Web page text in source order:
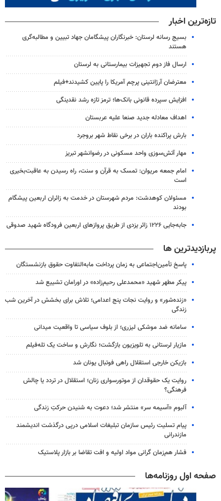
تازه‌ترین اخبار
بسیج رسانه لرستان: خبرنگاران پیشگامان جهاد تبیین و مطالبه‌گری
هستند
ارسال فاز دوم تجهیزات بیمارستانی به لرستان
معترضان آرژانتینی پرچم آمریکا را پایین کشیدند+فیلم
افزایش سپرده قانونی بانک‌ها؛ ترمز تازه رشد نقدینگی
اهداف معادله جدید صنعا علیه عربستان
بارش پراکنده باران در برخی نقاط شهر بروجرد
مهار آتش‌سوزی واحد مسکونی در رضوانشهر تبریز
امام جمعه مریوان: تمسک به قرآن و سنت، راه رسیدن به عاقبت‌بخیری
است
مسئولان کوهدشت: مردم شهرستان در خدمت به زائران اربعین پیشگام
بودند
جابه‌جایی ۱۲۲۶ زائر یزدی از طریق پروازهای اربعین فرودگاه شهید صدوقی
پربازدیدترین ها
پاسخ تأمین‌اجتماعی به زمان پرداخت مابه‌التفاوت حقوق بازنشستگان
پیکر مطهر شهید «محمدعلی رحیم‌زاده» در اورامان تشییع شد
«زنده‌شور» و روایت نجات پنج اعدامی؛ تلاش برای بخشش در آخرین شب
زندگی
سامانه ضد موشکی لیزری؛ از بلوف سیاسی تا واقعیت میدانی
مازیار لرستانی به تلویزیون بازگشت؛ نگارش و ساخت یک تله‌فیلم
بازیکن خارجی استقلال راهی فوتبال یونان شد
روایت یک حقوقدان از موتورسواری زنان؛ استقلال در تردد یا چالش
فرهنگی؟
آلبوم «آسیمه سر» منتشر شد؛ دعوت به شنیدن حرکتِ زندگی
پیام تسلیت رئیس سازمان تبلیغات اسلامی درپی درگذشت اندیشمند
مازندرانی
فشار هم‌زمان گرانی مواد اولیه و افت تقاضا بر بازار پلاستیک
صفحه اول روزنامه‌ها